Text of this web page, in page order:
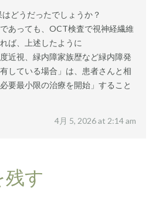
どうだったでしょうか？
あっても、OCT検査で視神経繊維
ば、上述したように
度近視、緑内障家族歴など緑内障発
している場合」は、患者さんと相
要最小限の治療を開始」すること
4月 5, 2026 at 2:14 am
残す